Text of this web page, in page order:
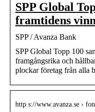
SPP Global
framtidens
SPP / Avanza Bank
SPP Global Topp 100
framgångsrika och
plockar företag från alla
http s://www.avanza.se ›